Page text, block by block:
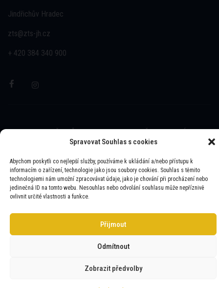
Spravovat Souhlas s cookies
Abychom poskytli co nejlepší služby, používáme k ukládání a/nebo přístupu k
informacím o zařízení, technologie jako jsou soubory cookies. Souhlas s těmito
technologiemi nám umožní zpracovávat údaje, jako je chování při procházení nebo
jedinečná ID na tomto webu. Nesouhlas nebo odvolání souhlasu může nepříznivě
ovlivnit určité vlastnosti a funkce.
Přijmout
Odmítnout
Zobrazit předvolby
Jindřichův Hradec
zts@zts-jh.cz
+ 420 384 340 900
ZTS JINDŘICHŮV HRADEC © 2025 | VŠECHNA PRÁVA
VYHRAZENA
WEBUI.CZ- WEBOVÉ STRÁNKY A E-SHOPY